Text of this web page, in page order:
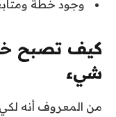
وجود خطة
كيف تصبح
شيء
من المعروف أنه